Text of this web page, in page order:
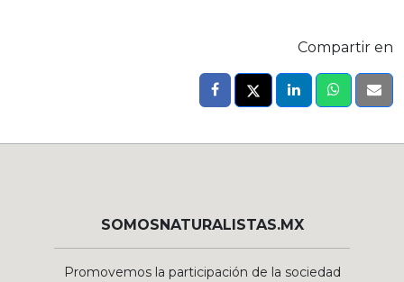
Compartir en
SOMOSNATURALISTAS.MX
Promovemos la participación de la sociedad